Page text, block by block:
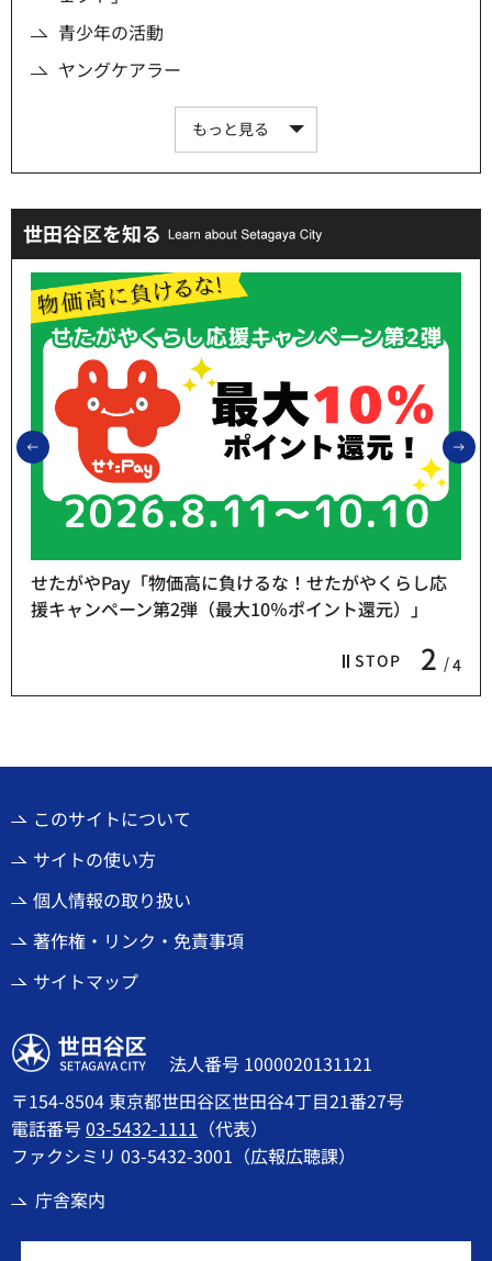
青少年の活動
ヤングケアラー
もっと見る
世田谷区を知る
前のスライドを表示
STOP 2 4
せたがやPay「物価高に負けるな！せたがやくらし応
援キャンペーン第2弾（最大10％ポイント還元）」
このサイトについて
サイトの使い方
個人情報の取り扱い
著作権・リンク・免責事項
サイトマップ
世田谷区
法人番号 1000020131121
〒154-8504 東京都世田谷区世田谷4丁目21番27号
電話番号03-5432-1111 （代表）
ファクシミリ 03-5432-3001（広報広聴課）
庁舎案内